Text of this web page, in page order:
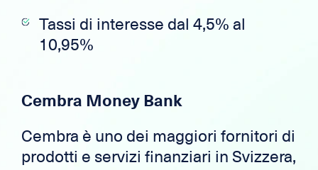
Tassi di interesse dal 4,5% al ​​
10,95%
Cembra Money Bank
Cembra è uno dei maggiori fornitori di
prodotti e servizi finanziari in Svizzera,